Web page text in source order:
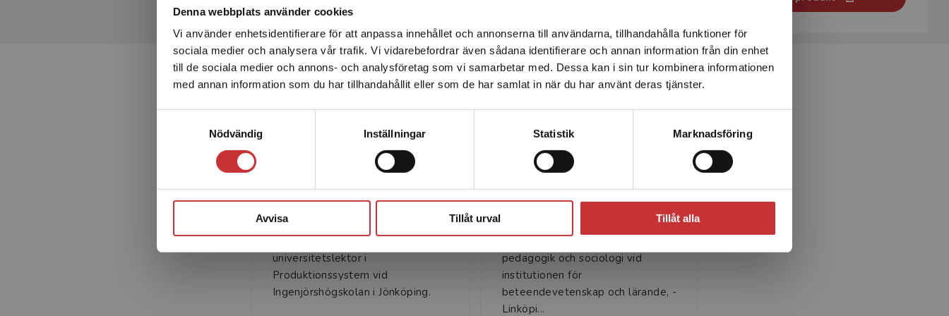
Denna webbplats använder cookies
Vi använder enhetsidentifierare för att anpassa innehållet och annonserna till användarna, tillhandahålla funktioner för
sociala medier och analysera vår trafik. Vi vidarebefordrar även sådana identifierare och annan information från din enhet
till de sociala medier och annons- och analysföretag som vi samarbetar med. Dessa kan i sin tur kombinera informationen
med annan information som du har tillhandahållit eller som de har samlat in när du har använt deras tjänster.
Nödvändig
Inställningar Statistik Marknadsföring
Avvisa Tillåt urval Tillåt alla
Det verkar som att du besöker studentlitteratur.se via en
enhet utanför Sverige. Vi erbjuder inte leveranser utanför
Sverige. För att kunna slutföra ett köp måste
leveransadressen vara i Sverige.Läs mer
Författare
Kristina Säfsten
Kristina Säfsten är teknologie
universitetslektor i
Produktionssystem vid
Ingenjörshögskolan i Jönköping.
Maria Gustavsson
Maria Gustavsson är professor i
pedagogik och sociologi vid
institutionen för
beteendevetenskap och lärande, ­
Linköpi...